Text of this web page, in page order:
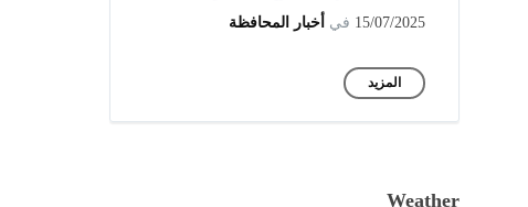
15/07/2025 في أخبار المحافظة
المزيد
Weather